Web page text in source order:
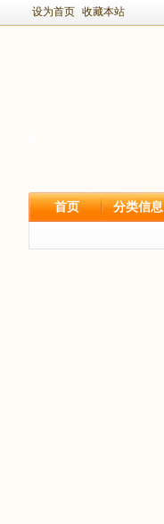
设为首页 收藏本站
首页 分类信息